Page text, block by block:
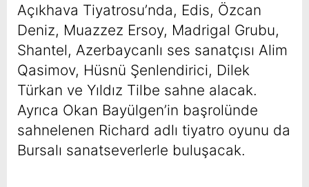
Açıkhava Tiyatrosu’nda, Edis, Özcan
Deniz, Muazzez Ersoy, Madrigal Grubu,
Shantel, Azerbaycanlı ses sanatçısı Alim
Qasimov, Hüsnü Şenlendirici, Dilek
Türkan ve Yıldız Tilbe sahne alacak.
Ayrıca Okan Bayülgen’in başrolünde
sahnelenen Richard adlı tiyatro oyunu da
Bursalı sanatseverlerle buluşacak.